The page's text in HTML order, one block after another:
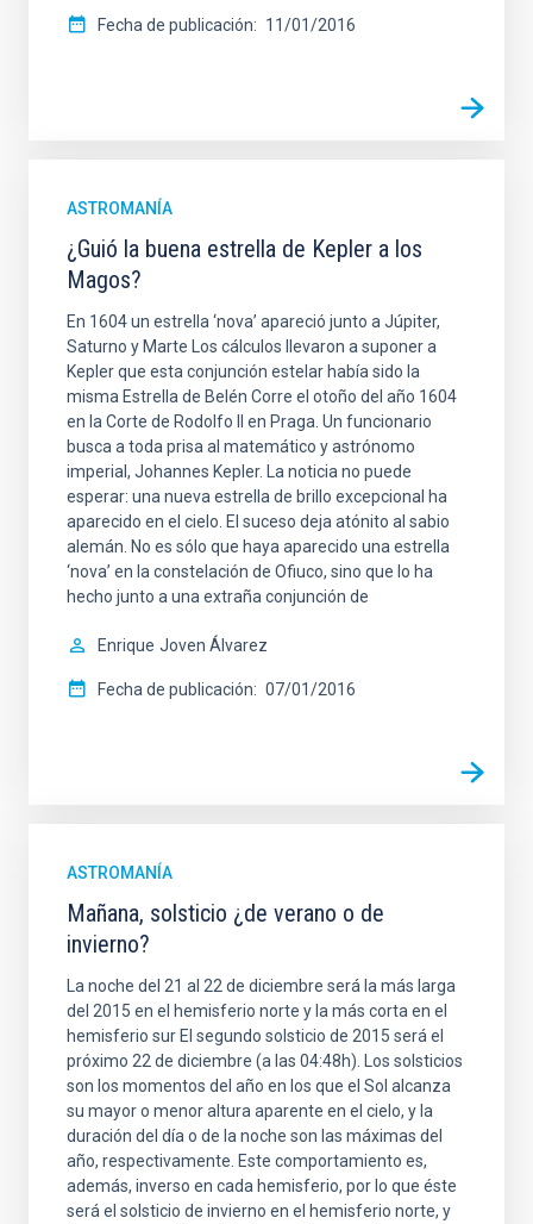
Fecha de publicación 11/01/2016
ASTROMANÍA
¿Guió la buena estrella de Kepler a los
Magos?
En 1604 un estrella ‘nova’ apareció junto a Júpiter,
Saturno y Marte Los cálculos llevaron a suponer a
Kepler que esta conjunción estelar había sido la
misma Estrella de Belén Corre el otoño del año 1604
en la Corte de Rodolfo II en Praga. Un funcionario
busca a toda prisa al matemático y astrónomo
imperial, Johannes Kepler. La noticia no puede
esperar: una nueva estrella de brillo excepcional ha
aparecido en el cielo. El suceso deja atónito al sabio
alemán. No es sólo que haya aparecido una estrella
‘nova’ en la constelación de Ofiuco, sino que lo ha
hecho junto a una extraña conjunción de
Enrique Joven Álvarez
Fecha de publicación 07/01/2016
ASTROMANÍA
Mañana, solsticio ¿de verano o de
invierno?
La noche del 21 al 22 de diciembre será la más larga
del 2015 en el hemisferio norte y la más corta en el
hemisferio sur El segundo solsticio de 2015 será el
próximo 22 de diciembre (a las 04:48h). Los solsticios
son los momentos del año en los que el Sol alcanza
su mayor o menor altura aparente en el cielo, y la
duración del día o de la noche son las máximas del
año, respectivamente. Este comportamiento es,
además, inverso en cada hemisferio, por lo que éste
será el solsticio de invierno en el hemisferio norte, y